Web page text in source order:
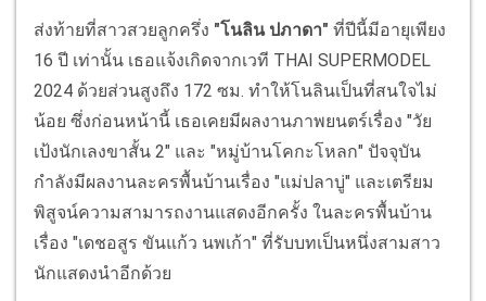
ส่งท้ายที่สาวสวยลูกครึ่ง "โนลิน ปภาดา" ที่ปีนี้มีอายุเพียง
16 ปี เท่านั้น เธอแจ้งเกิดจากเวที THAI SUPERMODEL
2024 ด้วยส่วนสูงถึง 172 ซม. ทำให้โนลินเป็นที่สนใจไม่
น้อย ซึ่งก่อนหน้านี้ เธอเคยมีผลงานภาพยนตร์เรื่อง "วัย
เป้งนักเลงขาสั้น 2" และ "หมู่บ้านโคกะโหลก" ปัจจุบัน
กำลังมีผลงานละครพื้นบ้านเรื่อง "แม่ปลาบู่" และเตรียม
พิสูจน์ความสามารถงานแสดงอีกครั้ง ในละครพื้นบ้าน
เรื่อง "เดชอสูร ขันแก้ว นพเก้า" ที่รับบทเป็นหนึ่งสามสาว
นักแสดงนำอีกด้วย